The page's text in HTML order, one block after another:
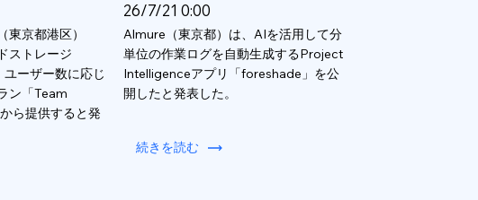
東京都港区）
ストレージ
ーザー数に応じ
ン「Team
ら提供すると発
26/7/21 0:00
Almure（東京都）は、AIを活用して分
単位の作業ログを自動生成するProject
Intelligenceアプリ「foreshade」を公
開したと発表した。
続きを読む